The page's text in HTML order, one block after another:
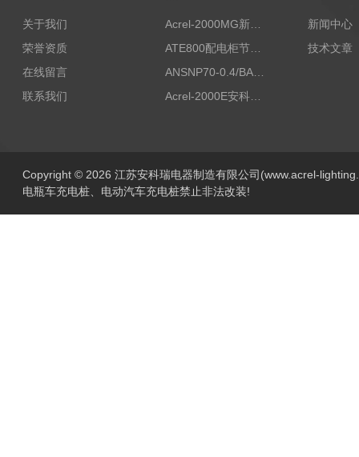
关于我们
荣誉资质
在线留言
联系我们
Acrel-2000MG新能源消纳安科瑞微电网能量管理系统
ATE800配电柜节点无线测温/表带捆绑/无源感应取电
ANSNP70-0.4/BANSNP中线安防保护器 治理三相不平衡
Acrel-2000E安科瑞Acrel配电室综合监控系统
新闻中心
技术文章
Copyright © 2026 江苏安科瑞电器制造有限公司(www.acrel-
电瓶车充电桩、电动汽车充电桩禁止非法改装!